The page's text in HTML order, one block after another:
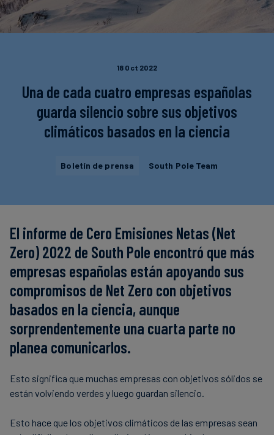
Finanzas
18 Oct 2022
Una de cada cuatro empresas españolas
guarda silencio sobre sus objetivos
climáticos basados en la ciencia
Boletín de prensa South Pole Team
El informe de Cero Emisiones Netas (Net
Zero) 2022 de South Pole encontró que más
empresas españolas están apoyando sus
compromisos de Net Zero con objetivos
basados en la ciencia, aunque
sorprendentemente una cuarta parte no
planea comunicarlos.
Esto significa que muchas empresas con objetivos sólidos se
están volviendo verdes y luego guardan silencio.
Esto hace que los objetivos climáticos de las empresas sean